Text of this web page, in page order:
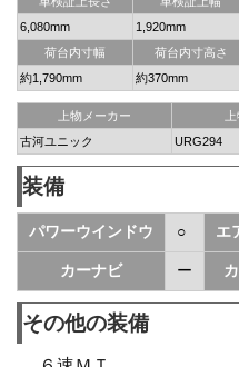
6,080mm
1,920mm
荷台内寸幅
荷台内寸高さ
約1,790mm
約370mm
上物メーカー
古河ユニック
URG294
装備
パワーウインドウ ○ エ
カーナビ ー
その他の装備